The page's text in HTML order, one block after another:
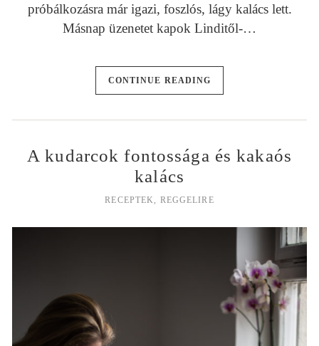
próbálkozásra már igazi, foszlós, lágy kalács lett.
Másnap üzenetet kapok Linditől-…
CONTINUE READING
A kudarcok fontossága és kakaós
kalács
RECEPTEK, REGGELIRE